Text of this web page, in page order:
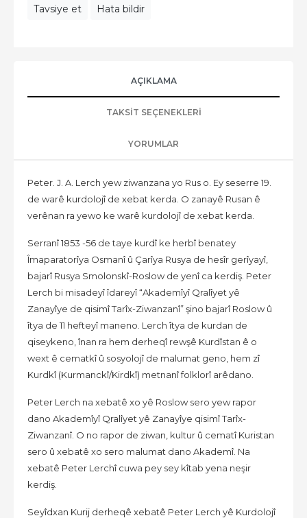
Tavsiye et Hata bildir
AÇIKLAMA
TAKSIT SEÇENEKLERI
YORUMLAR
Peter. J. A. Lerch yew ziwanzana yo Rus o. Ey seserre 19.
de warê kurdolojî de xebat kerda. O zanayê Rusan ê
verênan ra yewo ke warê kurdolojî de xebat kerda.
Serranî 1853 -56 de taye kurdî ke herbî benatey
Îmaparatorîya Osmanî û Çarîya Rusya de hesîr gerîyayî,
bajarî Rusya Smolonskî-Roslow de yenî ca kerdiş. Peter
Lerch bi misadeyî îdareyî “Akademîyî Qralîyet yê
Zanayîye de qisimî Tarîx-Ziwanzanî” şino bajarî Roslow û
îtya de 11 hefteyî maneno. Lerch îtya de kurdan de
qiseykeno, înan ra hem derheqî rewşê Kurdîstan ê o
wext ê cematkî û sosyolojî de malumat geno, hem zî
Kurdkî (Kurmanckî/Kirdkî) metnanî folklorî arêdano.
Peter Lerch na xebatê xo yê Roslow sero yew rapor
dano Akademîyî Qralîyet yê Zanayîye qisimî Tarîx-
Ziwanzanî. O no rapor de ziwan, kultur û cematî Kuristan
sero û xebatê xo sero malumat dano Akademî. Na
xebatê Peter Lerchî cuwa pey sey kîtab yena neşir
kerdiş.
Seyîdxan Kurij derheqê xebatê Peter Lerch yê Kurdolojî